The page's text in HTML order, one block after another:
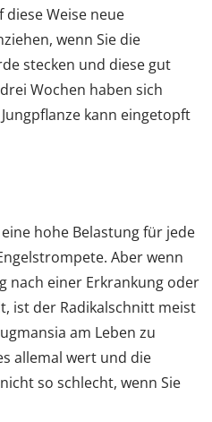
Weise neue
wenn Sie die
stecken und diese gut
Wochen haben sich
kann eingetopft
hohe Belastung für jede
Aber wenn
nach einer Erkrankung oder
ist der Radikalschnitt meist
am Leben zu
allemal wert und die
so schlecht, wenn Sie